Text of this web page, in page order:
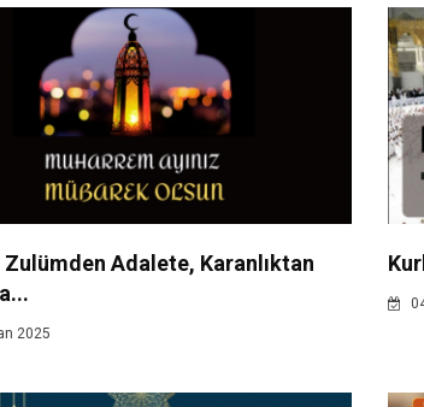
Zulümden Adalete, Karanlıktan
2025